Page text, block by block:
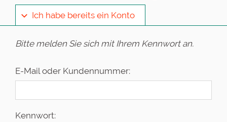
Ich habe bereits ein Konto
Bitte melden Sie sich mit Ihrem Kennwort an.
E-Mail oder Kundennummer:
Kennwort: